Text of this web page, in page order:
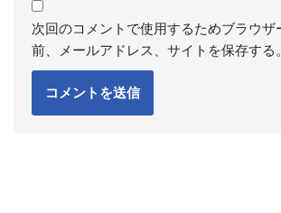
次回のコメントで使用するためブラウザ
前、メールアドレス、サイトを保存する。